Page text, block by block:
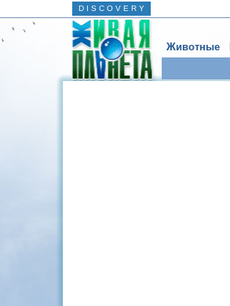
D I S C O V E R Y
Животные